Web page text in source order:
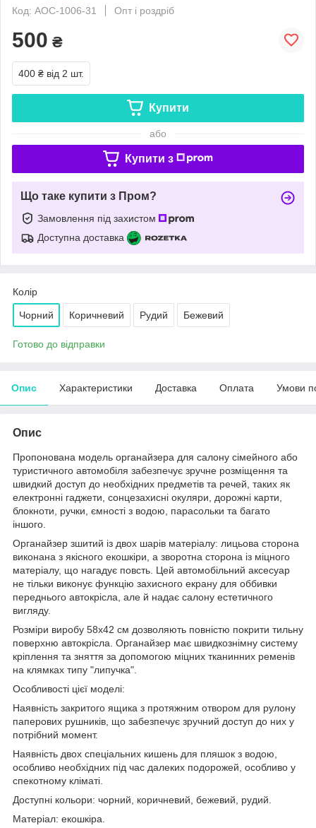
Код: АОС-1006-31
Опт і роздріб
500 ₴
400 ₴ від 2 шт.
Купити
або
Купити з
Що таке купити з Пром?
Замовлення під захистом
Доступна доставка
Колір
Чорний Коричневий Рудий Бежевий
Готово до відправки
Опис Характеристики Доставка Оплата Умови
Опис
Пропонована модель органайзера для салону сімейного або
туристичного автомобіля забезпечує зручне розміщення та
швидкий доступ до необхідних предметів та речей, таких як
електронні гаджети, сонцезахисні окуляри, дорожні карти,
блокноти, ручки, ємності з водою, парасольки та багато
іншого.
Органайзер зшитий із двох шарів матеріалу: лицьова сторона
виконана з якісного екошкіри, а зворотна сторона із міцного
матеріалу, що нагадує повсть. Цей автомобільний аксесуар
не тільки виконує функцію захисного екрану для оббивки
переднього автокрісла, але й надає салону естетичного
вигляду.
Розміри виробу 58х42 см дозволяють повністю покрити тильну
поверхню автокрісла. Органайзер має швидкознімну систему
кріплення та зняття за допомогою міцних тканинних ременів
на клямках типу "липучка".
Особливості цієї моделі:
Наявність закритого ящика з протяжним отвором для рулону
паперових рушників, що забезпечує зручний доступ до них у
потрібний момент.
Наявність двох спеціальних кишень для пляшок з водою,
особливо необхідних під час далеких подорожей, особливо у
спекотному кліматі.
Доступні кольори: чорний, коричневий, бежевий, рудий.
Матеріал: екошкіра.